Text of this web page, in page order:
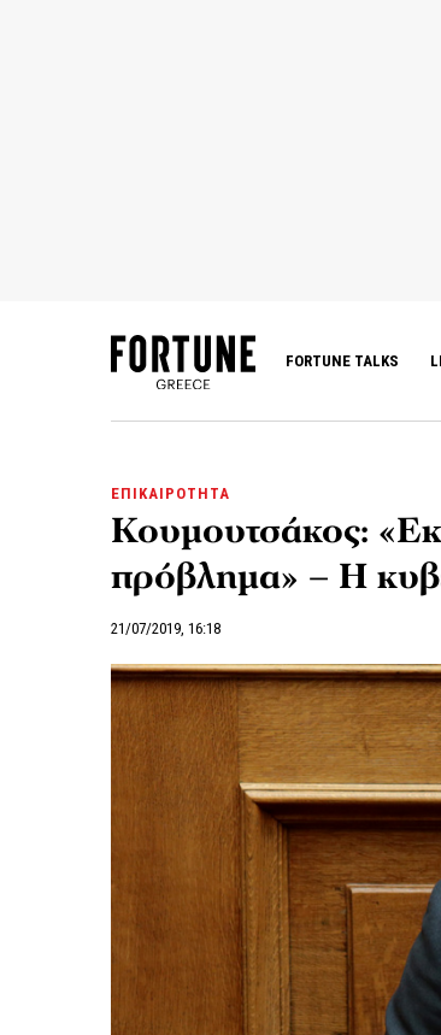
FORTUNE TALKS
ΕΠΙΚΑΙΡΟΤΗΤΑ
Κουμουτσάκος:
πρόβλημα» – Η
21/07/2019, 16:18